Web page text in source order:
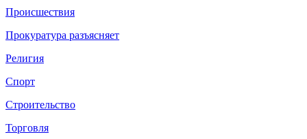
Происшествия
Прокуратура разъясняет
Религия
Спорт
Строительство
Торговля